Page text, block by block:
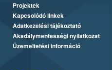
Projektek
Kapcsolódó linkek
Adatkezelési tájékoztató
Akadálymentességi nyilatkozat
Üzemeltetési információ